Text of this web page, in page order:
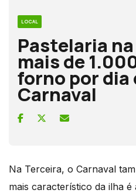
LOCAL
Pastelaria
mais de
forno por dia
Carnaval
Na Terceira, o Carnaval
mais característico da ilha